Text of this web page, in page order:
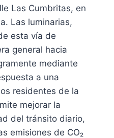
Las Cumbritas, en
Las luminarias,
esta vía de
general hacia
mediante
a una
residentes de la
mejorar la
del tránsito diario,
emisiones de CO₂